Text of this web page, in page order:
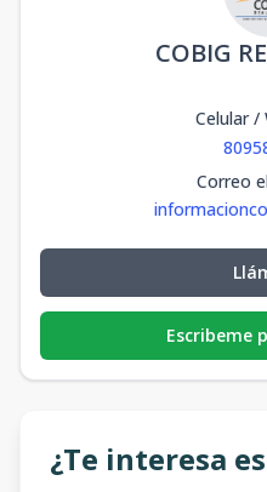
COBIG
Celular /
Correo
Escribeme
¿Te interesa